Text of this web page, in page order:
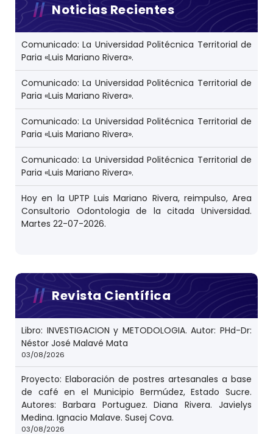
Noticias Recientes
Comunicado: La Universidad Politécnica Territorial de
Paria «Luis Mariano Rivera».
Comunicado: La Universidad Politécnica Territorial de
Paria «Luis Mariano Rivera».
Comunicado: La Universidad Politécnica Territorial de
Paria «Luis Mariano Rivera».
Comunicado: La Universidad Politécnica Territorial de
Paria «Luis Mariano Rivera».
Hoy en la UPTP Luis Mariano Rivera, reimpulso, Area
Consultorio Odontologia de la citada Universidad.
Martes 22-07-2026.
Revista Científica
Libro: INVESTIGACION y METODOLOGIA. Autor: PHd-Dr:
Néstor José Malavé Mata
03/08/2026
Proyecto: Elaboración de postres artesanales a base
de café en el Municipio Bermúdez, Estado Sucre.
Autores: Barbara Portuguez. Diana Rivera. Javielys
Medina. Ignacio Malave. Susej Cova.
03/08/2026